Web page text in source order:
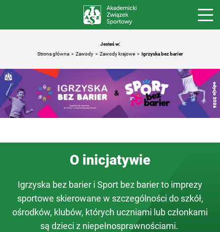
Jesteś w:
Strona główna
Zawody Zawody krajowe Igrzyska bez barier
O inicjatywie
Igrzyska bez barier i Sport bez barier to imprezy
sportowe skierowane w szczególności do szkół,
ośrodków, klubów, których uczniami lub członkami
są dzieci z niepełnosprawnościami.